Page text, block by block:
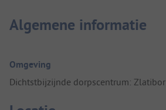
Algemene informatie
Omgeving
Dichtstbijzijnde dorpscentrum: Zlatibor